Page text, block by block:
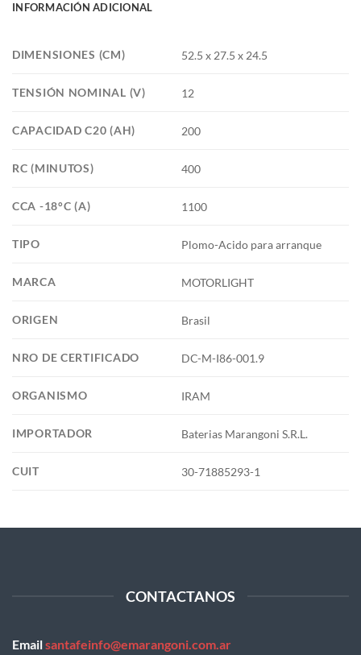
INFORMACIÓN ADICIONAL
DIMENSIONES (CM) 52.5 x 27.5 x 24.5
TENSIÓN NOMINAL (V) 12
CAPACIDAD C20 (AH) 200
RC (MINUTOS) 400
CCA -18°C (A) 1100
TIPO Plomo-Acido para arranque
MARCA MOTORLIGHT
ORIGEN Brasil
NRO DE CERTIFICADO DC-M-I86-001.9
ORGANISMO IRAM
IMPORTADOR Baterias Marangoni S.R.L.
CUIT 30-71885293-1
CONTACTANOS
Emailsantafeinfo@emarangoni.com.ar